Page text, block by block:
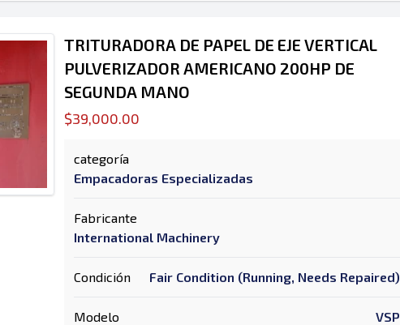
TRITURADORA DE PAPEL DE EJE VERTICAL
PULVERIZADOR AMERICANO 200HP DE
SEGUNDA MANO
$39,000.00
categoría
Empacadoras Especializadas
Fabricante
International Machinery
Condición Fair Condition (Running, Needs Repaired)
Modelo VSP